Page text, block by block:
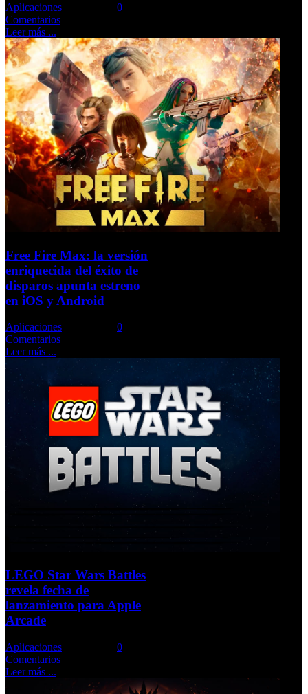
Aplicaciones
0
Comentarios
Leer más ...
Free Fire Max: la versión
enriquecida del éxito de
disparos apunta estreno
en iOS y Android
Aplicaciones
0
Comentarios
Leer más ...
LEGO Star Wars Battles
revela fecha de
lanzamiento para Apple
Arcade
Aplicaciones
0
Comentarios
Leer más ...